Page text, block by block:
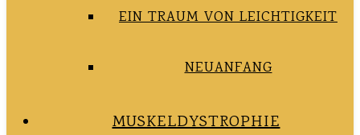
EIN TRAUM VON LEICHTIGKEIT
NEUANFANG
MUSKELDYSTROPHIE